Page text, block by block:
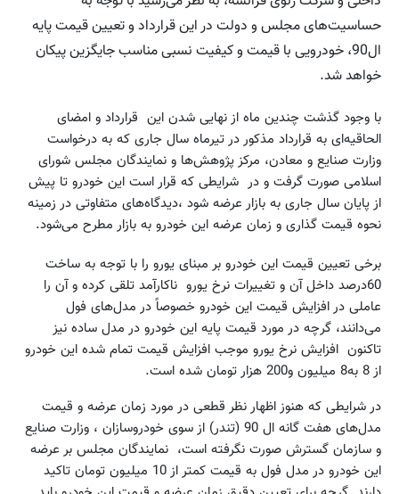
حساسیت‌های مجلس و دولت در این قرارداد و تعیین قیمت پایه
ال90، خودرویی با قیمت و کیفیت نسبی مناسب جایگزین پیکان
خواهد شد.
با وجود گذشت چندین ماه از نهایی شدن این قرارداد و امضای
الحاقیه‌ای به قرارداد مذکور در تیر‌ماه سال جاری که به در‌خواست
وزارت صنایع و معادن، مرکز پژوهش‌ها و نمایندگان مجلس شورای
اسلامی صورت گرفت و در شرایطی که قرار است این خودرو تا پیش
از پایان سال جاری به بازار عرضه شود ،دیدگاه‌های متفاوتی در زمینه
نحوه قیمت گذاری و زمان عرضه این خودرو به بازار مطرح می‌شود.
برخی تعیین قیمت این خودرو بر مبنای یورو را با توجه به ساخت
60درصد داخل آن و تغییرات نرخ یورو ناکار‌آمد تلقی کرده و آن را
عاملی در افزایش قیمت این خودرو خصوصاً در مدل‌های فول
می‌دانند، گرچه در مورد قیمت پایه این خودرو در مدل ساده نیز
تاکنون افزایش نرخ یورو موجب افزایش قیمت تمام شده این خودرو
از 8 به8 میلیون و200 هزار تومان شده است‌.
در شرایطی که هنوز اظهار نظر قطعی در مورد زمان عرضه و قیمت
مدل‌های هفت‌‌ گانه ال 90 (تندر) از سوی خودروسازان ، وزارت صنایع
و سازمان گسترش صورت نگرفته است‌، نمایندگان مجلس بر عرضه
این خودرو در مدل فول به قیمت کمتر از 10 میلیون تومان تاکید